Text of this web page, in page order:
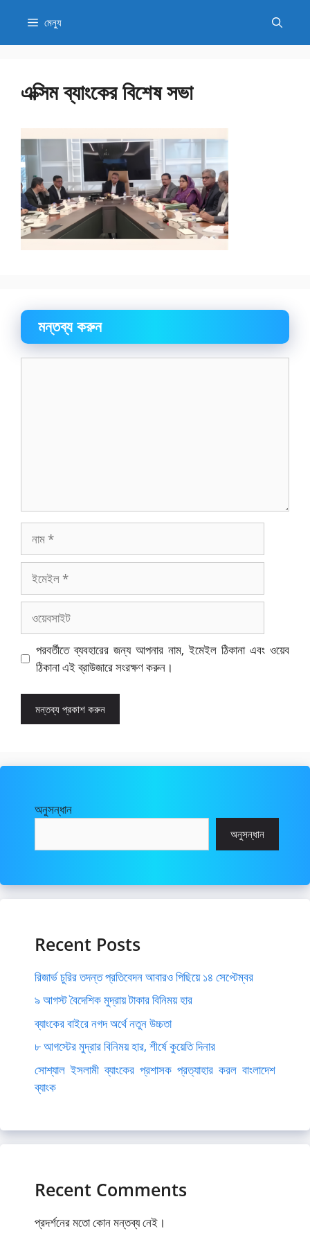
যান
মেন্যু
এক্সিম ব্যাংকের বিশেষ সভা
মন্তব্য করুন
ইমেইল
পরবর্তীতে ব্যবহারের জন্য আপনার নাম, ইমেইল ঠিকানা এবং ওয়েব
ঠিকানা এই ব্রাউজারে সংরক্ষণ করুন।
অনুসন্ধান
অনুসন্ধান
Recent Posts
রিজার্ভ চুরির তদন্ত প্রতিবেদন আবারও পিছিয়ে ১৪ সেপ্টেম্বর
৯ আগস্ট বৈদেশিক মুদ্রায় টাকার বিনিময় হার
ব্যাংকের বাইরে নগদ অর্থে নতুন উচ্চতা
৮ আগস্টের মুদ্রার বিনিময় হার, শীর্ষে কুয়েতি দিনার
সোশ্যাল ইসলামী ব্যাংকের প্রশাসক প্রত্যাহার করল বাংলাদেশ
ব্যাংক
Recent Comments
প্রদর্শনের মতো কোন মন্তব্য নেই।